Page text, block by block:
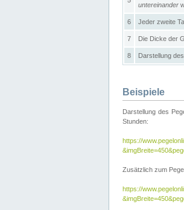
untereinander
6 Jeder zweite
7 Die Dicke der
8 Darstellung
Beispiele
Darstellung des
Stunden:
https://
Zusätzlich zum
https://